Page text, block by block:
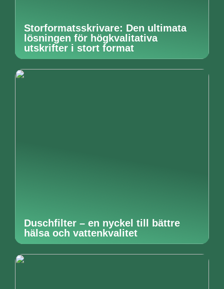
Storformatsskrivare: Den ultimata
lösningen för högkvalitativa
utskrifter i stort format
Duschfilter – en nyckel till bättre
hälsa och vattenkvalitet